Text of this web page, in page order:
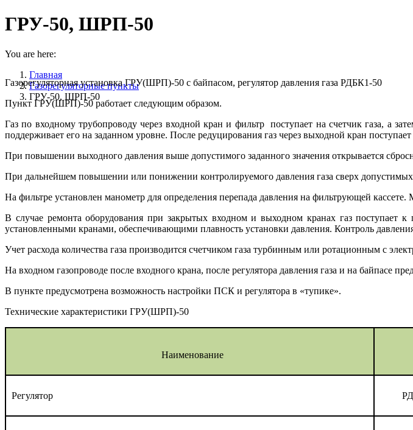
ГРУ-50, ШРП-50
You are here:
Главная
Газорегуляторные пункты
ГРУ-50, ШРП-50
Газорегуляторная установка ГРУ(ШРП)-50 с байпасом, регулятор давления газа РДБК1-50
Пункт ГРУ(ШРП)-50 работает следующим образом.
Газ по входному трубопроводу через входной кран и фильтр поступает на счетчик газа, а
поддерживает его на заданном уровне. После редуцирования газ через выходной кран
При повышении выходного давления выше допустимого заданного значения открывается
При дальнейшем повышении или понижении контролируемого давления газа сверх допустимых
На фильтре установлен манометр для определения перепада давления на фильтрующей
В случае ремонта оборудования при закрытых входном и выходном кранах газ поступает к
установленными кранами, обеспечивающими плавность установки давления. Контроль
Учет расхода количества газа производится счетчиком газа турбинным или ротационным с
На входном газопроводе после входного крана, после регулятора давления газа и на байпасе
В пункте предусмотрена возможность настройки ПСК и регулятора в «тупике».
Технические характеристики ГРУ(ШРП)-50
Наименование
Регулятор